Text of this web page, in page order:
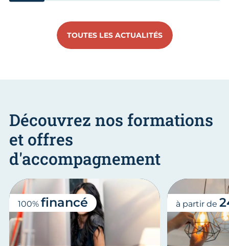
TOUTES LES ACTUALITÉS
Découvrez nos formations
et offres
d'accompagnement
100% financé à partir de